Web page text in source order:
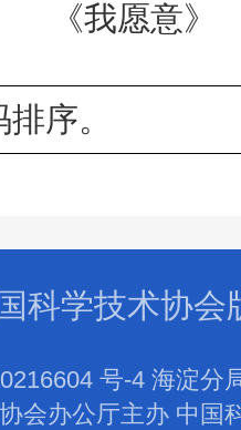
《我愿意》
序。
科学技术协会
号-4 海淀分
会办公厅主办 中国